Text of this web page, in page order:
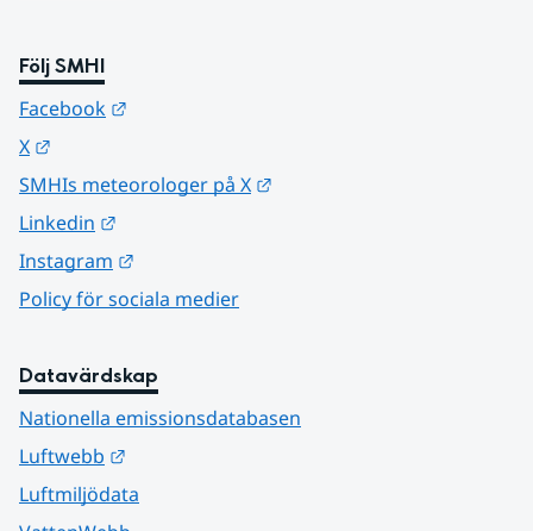
Följ SMHI
Facebook
X
SMHIs meteorologer på X
Linkedin
Instagram
Policy för sociala medier
Datavärdskap
Nationella emissionsdatabasen
Luftwebb
Luftmiljödata